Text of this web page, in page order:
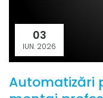
03
IUN. 2026
Automatizări